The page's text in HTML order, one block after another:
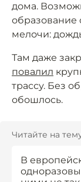
дома.
образование
мелочи:
Там даже
повалил
трассу. Без
обошлось.
Читайте на
В